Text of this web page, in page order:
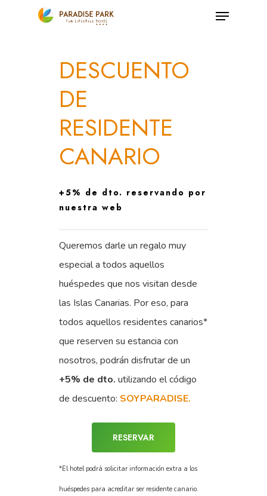
Menu
DESCUENTO
DE
RESIDENTE
CANARIO
+5% de dto. reservando por
nuestra web
Queremos darle un regalo muy
especial a todos aquellos
huéspedes que nos visitan desde
las Islas Canarias. Por eso, para
todos aquellos residentes canarios*
que reserven su estancia con
nosotros, podrán disfrutar de un
+5% de dto. utilizando el código
de descuento: SOYPARADISE.
RESERVAR
*El hotel podrá solicitar información extra a los
huéspedes para acreditar ser residente canario.